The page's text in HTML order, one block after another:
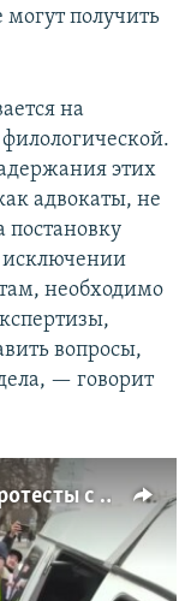
получить
на
этих
адвокаты, не
постановку
исключении
необходимо
вопросы,
— говорит
Стало ли проще выходить на протесты с новым законом о мирных собраниях?
available